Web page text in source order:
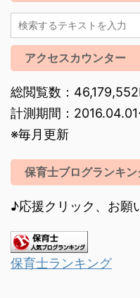
アクセスカウンター
総閲覧数：
計測期間：
※毎月更新
保育士ブログランキン
♪応援クリック、お願
保育士ランキング